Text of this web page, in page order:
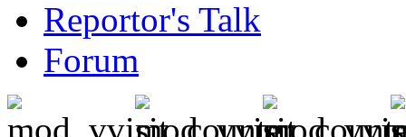
Reportor's Talk
Forum